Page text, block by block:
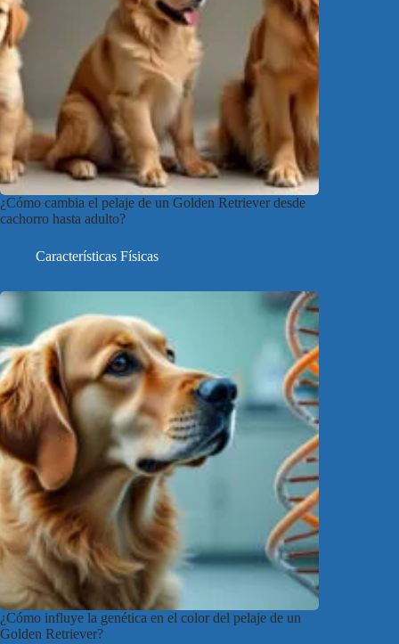
¿Cómo cambia el pelaje de un Golden Retriever desde
cachorro hasta adulto?
Características Físicas
¿Cómo influye la genética en el color del pelaje de un
Golden Retriever?